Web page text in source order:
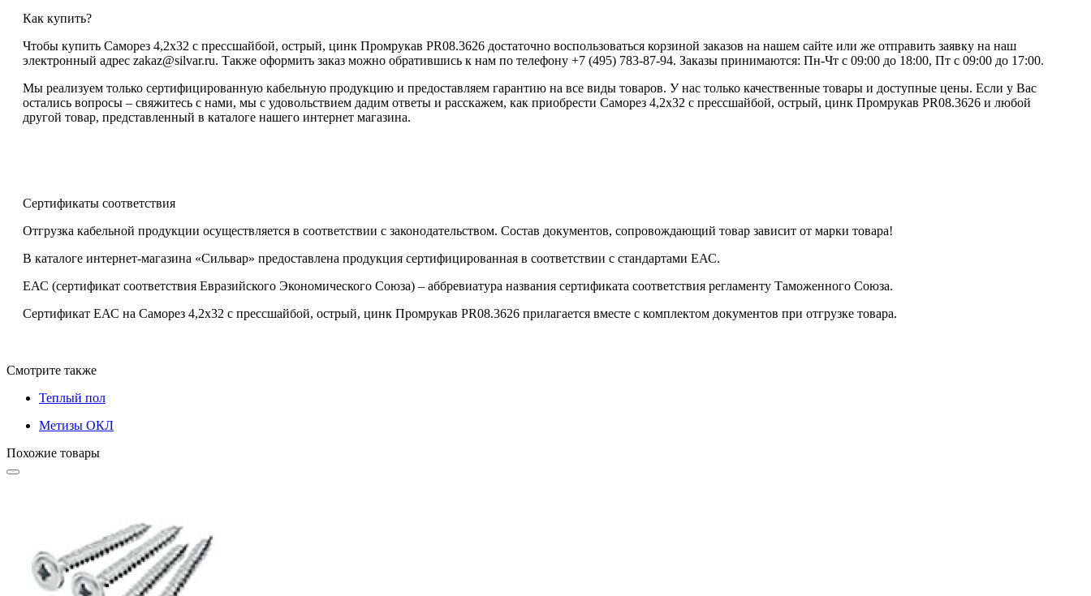
Как купить?
Чтобы купить Саморез 4,2х32 с прессшайбой, острый, цинк Промрукав PR08.3626 достаточно воспользоваться корзиной заказов на нашем сайте или же отправить заявку на наш
электронный адрес zakaz@silvar.ru. Также оформить заказ можно обратившись к нам по телефону +7 (495) 783-87-94. Заказы принимаются: Пн-Чт с 09:00 до 18:00, Пт с 09:00 до 17:00.
Мы реализуем только сертифицированную кабельную продукцию и предоставляем гарантию на все виды товаров. У нас только качественные товары и доступные цены. Если у Вас
остались вопросы – свяжитесь с нами, мы с удовольствием дадим ответы и расскажем, как приобрести Саморез 4,2х32 с прессшайбой, острый, цинк Промрукав PR08.3626 и любой
другой товар, представленный в каталоге нашего интернет магазина.
Сертификаты соответствия
Отгрузка кабельной продукции осуществляется в соответствии с законодательством. Состав документов, сопровождающий товар зависит от марки товара!
В каталоге интернет-магазина «Сильвар» предоставлена продукция сертифицированная в соответствии с стандартами ЕАС.
ЕАС (сертификат соответствия Евразийского Экономического Союза) – аббревиатура названия сертификата соответствия регламенту Таможенного Союза.
Сертификат ЕАС на Саморез 4,2х32 с прессшайбой, острый, цинк Промрукав PR08.3626 прилагается вместе с комплектом документов при отгрузке товара.
Смотрите также
Теплый пол
Метизы ОКЛ
Похожие товары